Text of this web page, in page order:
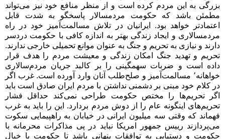
بزرگی به این مردم کرده است و از منظر منافع خود نیز می‌تواند
مطمئن باشد که حکومت مردمسالار پاسخگو به شدت قابل
اعتمادتر خواهد بود. ایرانیان در تلاش مسالمت‌آمیز خود در راه
مردمسالاری و ایجاد زندگی بهتر به اندازه کافی با حکومت دردسر
دارند و نیازی به تحریم و جنگ به عنوان موانع تحمیلی خارجی ندارند.
تحریم و تهدید جنگ امکان زندگی و معیشت مردم را هدف قرار
داده است و ضربات سهمگینی را بر کالبد جریان مردم‌سالاری
خواهانه٬ مسالمت‌آمیز و صلح‌طلب آنان وارد آورده است. غرب اگر
در کلام خود مبنی بر دشمنی نداشتن با مردم ایران صادق است باید
اگر تحریم‌ها را مختص حکومت طراحی نمی‌کند حداقل فشار
تحریم‌های اینگونه عام را از دوش مردم بردارد. این را باید به غرب
فهماند که وقتی سه میلیون ایرانی در خیابان به راهپیمایی سکوت
می‌پردازند رییس جمهور امریکا نباید در پی مذاکرات محرمانه با
حکومت و دستیابی به توافقات پنهانی باشد تا حکومت با خیال